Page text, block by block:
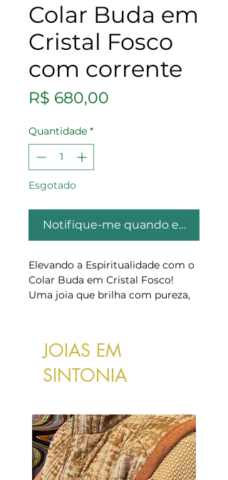
Colar Buda em
Cristal Fosco
com corrente
R$ 680,00
Quantidade *
Esgotado
Notifique-me quando estiver
Elevando a Espiritualidade com o
Colar Buda em Cristal Fosco!
Uma joia que brilha com pureza,
com o seu ser interior.
O cristal transparente é uma
gema que simboliza a pureza, a
clareza mental e a luz espiritual.
trabalhada para capturar a beleza
brilhante e translúcida do cristal,
emanando uma aura de clareza
que ilumina quem a usa.
Corrente com 50 cm de
JOIAS EM
SINTONIA